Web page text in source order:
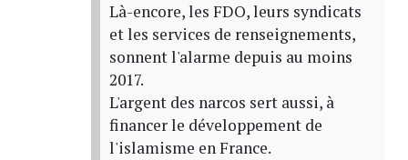
Là-encore, les FDO, leurs syndicats
et les services de renseignements,
sonnent l'alarme depuis au moins
2017.
L'argent des narcos sert aussi, à
financer le développement de
l'islamisme en France.